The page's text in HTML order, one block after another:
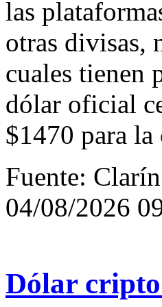
las
otras divisas,
cuales tienen
dólar oficial
$1470 para
Fuente: Clarín
04/08/2026
Dólar cripto